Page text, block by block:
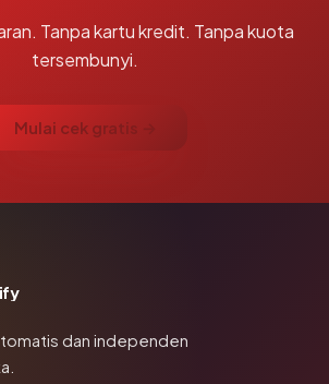
Tanpa kartu kredit. Tanpa kuota
tersembunyi.
Mulai cek gratis →
dan independen